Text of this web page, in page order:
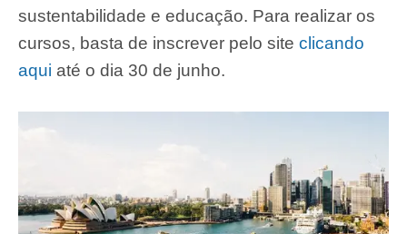
sustentabilidade e educação. Para realizar os
cursos, basta de inscrever pelo site clicando
aqui até o dia 30 de junho.